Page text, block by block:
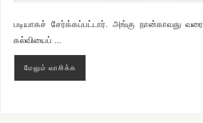
படியாகச் சேர்க்கப்பட்டார். அங்கு நான்காவது
கல்வியைப் …
மேலும் வாசிக்க